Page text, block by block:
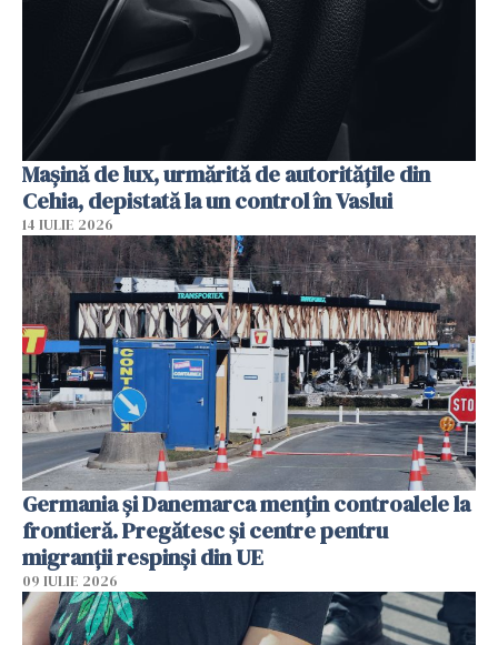
Mașină de lux, urmărită de autoritățile din
Cehia, depistată la un control în Vaslui
14 IULIE 2026
Germania și Danemarca mențin controalele la
frontieră. Pregătesc și centre pentru
migranții respinși din UE
09 IULIE 2026